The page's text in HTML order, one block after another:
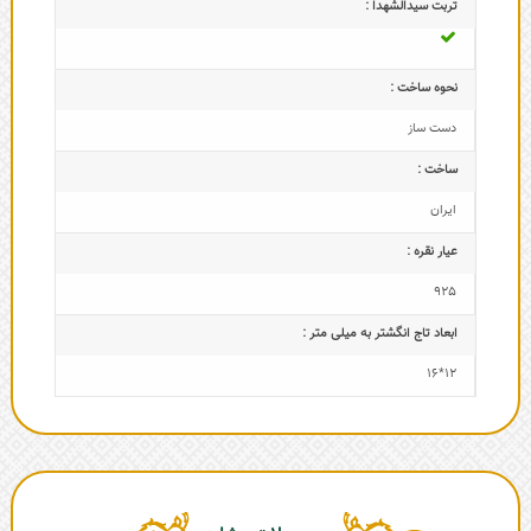
تربت سیدالشهدا :
نحوه ساخت :
دست ساز
ساخت :
ایران
عیار نقره :
925
ابعاد تاج‌ انگشتر به میلی متر :
12*16